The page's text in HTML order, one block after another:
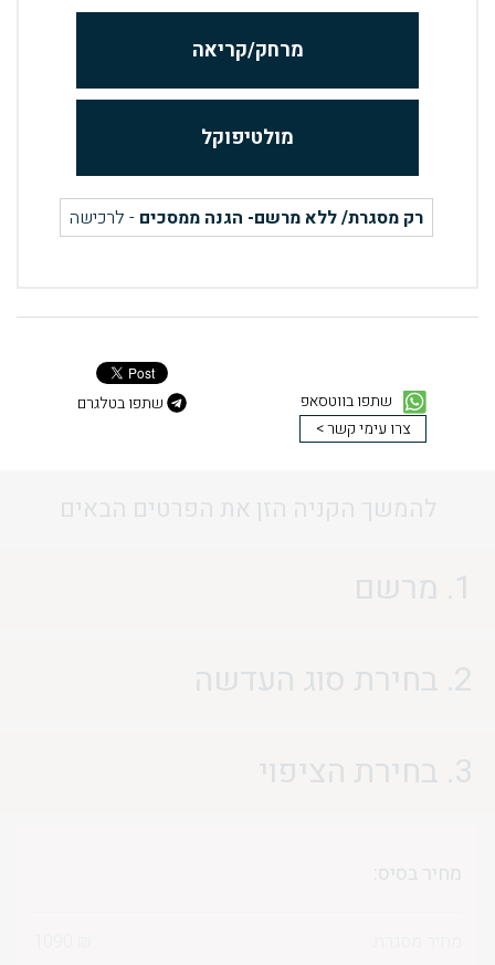
מרחק/קריאה
מולטיפוקל
רק מסגרת/ ללא מרשם- הגנה ממסכים - לרכישה
שתפו בווטסאפ
שתפו בטלגרם
צרו עימי קשר >
להמשך הקניה הזן את הפרטים הבאים
1. מרשם
2. בחירת סוג העדשה
3. בחירת הציפוי
מחיר בסיס: